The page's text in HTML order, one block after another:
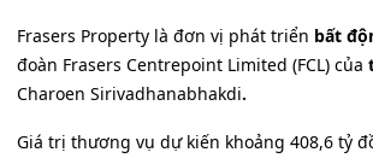
Frasers Property là đơn vị phát triển bất
đoàn Frasers Centrepoint Limited (FCL) của
Charoen Sirivadhanabhakdi.
Giá trị thương vụ dự kiến khoảng 408,6 tỷ